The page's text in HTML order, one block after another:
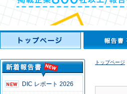
DIC レポート 2026
トップページ